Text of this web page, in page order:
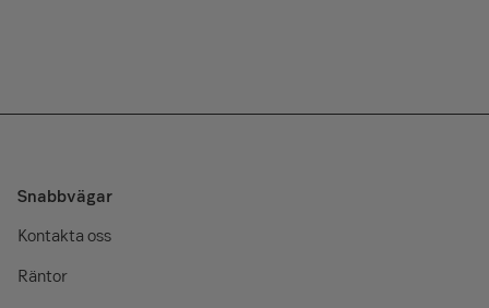
Snabbvägar
Kontakta oss
Räntor